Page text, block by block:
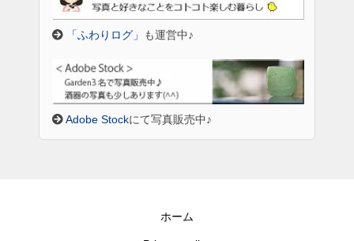
「ふわりログ」 も運営中♪
Adobe Stockにて写真販売中♪
ホーム